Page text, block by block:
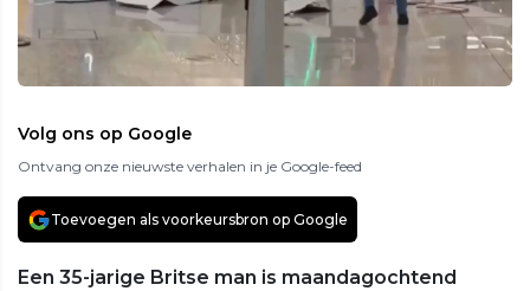
Volg ons op Google
Ontvang onze nieuwste verhalen in je Google-feed
Toevoegen als voorkeursbron op Google
Een 35-jarige Britse man is maandagochtend